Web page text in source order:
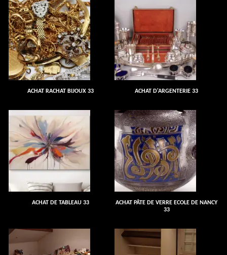
ACHAT RACHAT BIJOUX 33 ACHAT D'ARGENTERIE 33
ACHAT DE TABLEAU 33
ACHAT PÂTE DE VERRE ECOLE DE NANCY
33